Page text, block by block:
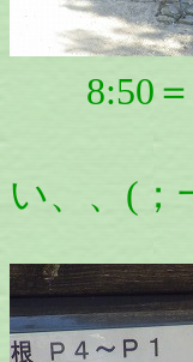
8:50＝
ルート
い、、(